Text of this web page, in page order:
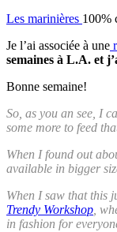
Les marinières 100%
Je l’ai associée à une
semaines à L.A. et
Bonne semaine!
So, as you an see, I
some more to feed
When I found out
available in bigger
When I saw that this
Trendy Workshop ,
in fashion for